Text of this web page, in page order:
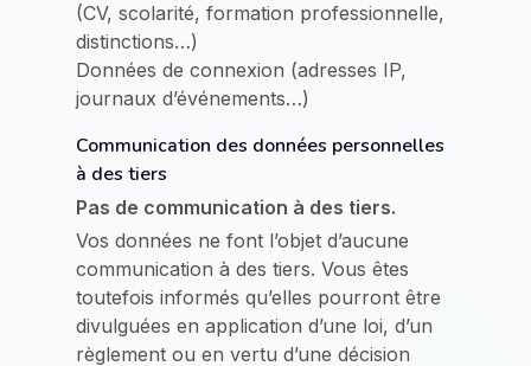
(CV, scolarité, formation professionnelle,
distinctions…)
Données de connexion (adresses IP,
journaux d’événements…)
Communication des données personnelles
à des tiers
Pas de communication à des tiers.
Vos données ne font l’objet d’aucune
communication à des tiers. Vous êtes
toutefois informés qu’elles pourront être
divulguées en application d’une loi, d’un
règlement ou en vertu d’une décision